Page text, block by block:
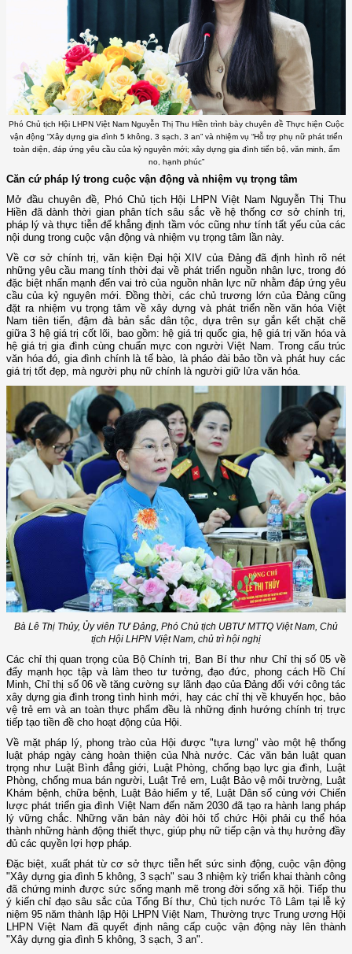
Phó Chủ tịch Hội LHPN Việt Nam Nguyễn Thị Thu Hiền trình bày chuyên đề Thực hiện Cuộc
vận động “Xây dựng gia đình 5 không, 3 sạch, 3 an” và nhiệm vụ “Hỗ trợ phụ nữ phát triển
toàn diện, đáp ứng yêu cầu của kỷ nguyên mới; xây dựng gia đình tiến bộ, văn minh, ấm
no, hạnh phúc”
Căn cứ pháp lý trong cuộc vận động và nhiệm vụ trọng tâm
Mở đầu chuyên đề, Phó Chủ tịch Hội LHPN Việt Nam Nguyễn Thị Thu
Hiền đã dành thời gian phân tích sâu sắc về hệ thống cơ sở chính trị,
pháp lý và thực tiễn để khẳng định tầm vóc cũng như tính tất yếu của các
nội dung trong cuộc vận động và nhiệm vụ trọng tâm lần này.
Về cơ sở chính trị, văn kiện Đại hội XIV của Đảng đã định hình rõ nét
những yêu cầu mang tính thời đại về phát triển nguồn nhân lực, trong đó
đặc biệt nhấn mạnh đến vai trò của nguồn nhân lực nữ nhằm đáp ứng yêu
cầu của kỷ nguyên mới. Đồng thời, các chủ trương lớn của Đảng cũng
đặt ra nhiệm vụ trọng tâm về xây dựng và phát triển nền văn hóa Việt
Nam tiên tiến, đậm đà bản sắc dân tộc, dựa trên sự gắn kết chặt chẽ
giữa 3 hệ giá trị cốt lõi, bao gồm: hệ giá trị quốc gia, hệ giá trị văn hóa và
hệ giá trị gia đình cùng chuẩn mực con người Việt Nam. Trong cấu trúc
văn hóa đó, gia đình chính là tế bào, là pháo đài bảo tồn và phát huy các
giá trị tốt đẹp, mà người phụ nữ chính là người giữ lửa văn hóa.
Bà Lê Thị Thủy, Ủy viên TƯ Đảng, Phó Chủ tịch UBTƯ MTTQ Việt Nam, Chủ
tịch Hội LHPN Việt Nam, chủ trì hội nghị
Các chỉ thị quan trọng của Bộ Chính trị, Ban Bí thư như Chỉ thị số 05 về
đẩy mạnh học tập và làm theo tư tưởng, đạo đức, phong cách Hồ Chí
Minh, Chỉ thị số 06 về tăng cường sự lãnh đạo của Đảng đối với công tác
xây dựng gia đình trong tình hình mới, hay các chỉ thị về khuyến học, bảo
vệ trẻ em và an toàn thực phẩm đều là những định hướng chính trị trực
tiếp tạo tiền đề cho hoạt động của Hội.
Về mặt pháp lý, phong trào của Hội được "tựa lưng" vào một hệ thống
luật pháp ngày càng hoàn thiện của Nhà nước. Các văn bản luật quan
trọng như Luật Bình đẳng giới, Luật Phòng, chống bạo lực gia đình, Luật
Phòng, chống mua bán người, Luật Trẻ em, Luật Bảo vệ môi trường, Luật
Khám bệnh, chữa bệnh, Luật Bảo hiểm y tế, Luật Dân số cùng với Chiến
lược phát triển gia đình Việt Nam đến năm 2030 đã tạo ra hành lang pháp
lý vững chắc. Những văn bản này đòi hỏi tổ chức Hội phải cụ thể hóa
thành những hành động thiết thực, giúp phụ nữ tiếp cận và thụ hưởng đầy
đủ các quyền lợi hợp pháp.
Đặc biệt, xuất phát từ cơ sở thực tiễn hết sức sinh động, cuộc vận động
"Xây dựng gia đình 5 không, 3 sạch" sau 3 nhiệm kỳ triển khai thành công
đã chứng minh được sức sống mạnh mẽ trong đời sống xã hội. Tiếp thu
ý kiến chỉ đạo sâu sắc của Tổng Bí thư, Chủ tịch nước Tô Lâm tại lễ kỷ
niệm 95 năm thành lập Hội LHPN Việt Nam, Thường trực Trung ương Hội
LHPN Việt Nam đã quyết định nâng cấp cuộc vận động này lên thành
"Xây dựng gia đình 5 không, 3 sạch, 3 an".